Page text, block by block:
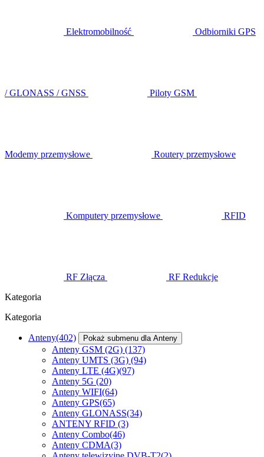
Elektromobilność Odbiorniki GPS
/ GLONASS / GNSS Piloty GSM
Modemy przemysłowe Routery przemysłowe
Komputery przemysłowe RFID
RF Złącza
RF Redukcje
Kategoria
Kategoria
Anteny(402) Pokaż submenu dla Anteny
Anteny GSM (2G) (137)
Anteny UMTS (3G) (94)
Anteny LTE (4G)(97)
Anteny 5G (20)
Anteny WIFI(64)
Anteny GPS(65)
Anteny GLONASS(34)
ANTENY RFID (3)
Anteny Combo(46)
Anteny CDMA(3)